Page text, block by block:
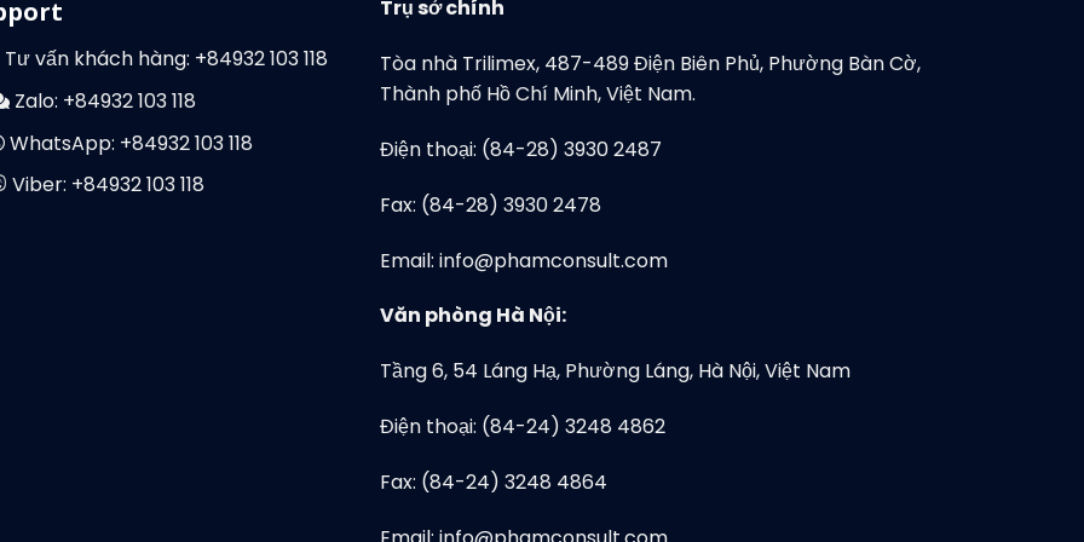
Tư vấn khách hàng: +84932 103 118
Zalo: +84932 103 118
WhatsApp: +84932 103 118
Viber: +84932 103 118
Trụ sở chính
Tòa nhà Trilimex, 487-489 Điện Biên Phủ, Phường Bàn Cờ,
Thành phố Hồ Chí Minh, Việt Nam.
Điện thoại: (84-28) 3930 2487
Fax: (84-28) 3930 2478
Email: info@phamconsult.com
Văn phòng Hà Nội:
Tầng 6, 54 Láng Hạ, Phường Láng, Hà Nội, Việt Nam
Điện thoại: (84-24) 3248 4862
Fax: (84-24) 3248 4864